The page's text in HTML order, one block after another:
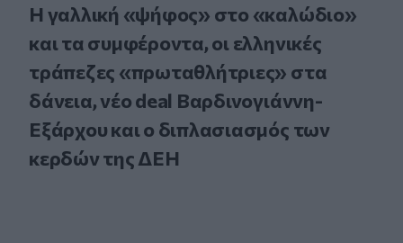
Η γαλλική «ψήφος» στο «καλώδιο»
και τα συμφέροντα, οι ελληνικές
τράπεζες «πρωταθλήτριες» στα
δάνεια, νέο deal Βαρδινογιάννη-
Εξάρχου και ο διπλασιασμός των
κερδών της ΔΕΗ